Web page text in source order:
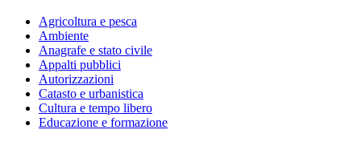
Agricoltura e pesca
Ambiente
Anagrafe e stato civile
Appalti pubblici
Autorizzazioni
Catasto e urbanistica
Cultura e tempo libero
Educazione e formazione